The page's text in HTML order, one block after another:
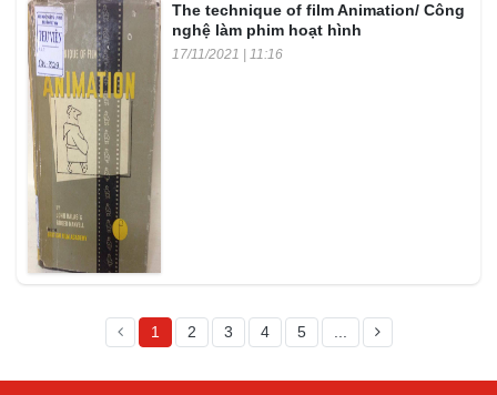
The technique of film Animation/ Công
nghệ làm phim hoạt hình
17/11/2021 | 11:16
1 2 3 4 5